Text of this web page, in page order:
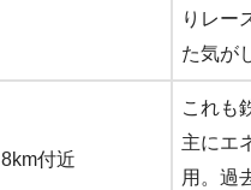
りレー
た気が
8km付近
これも
主にエ
用。過